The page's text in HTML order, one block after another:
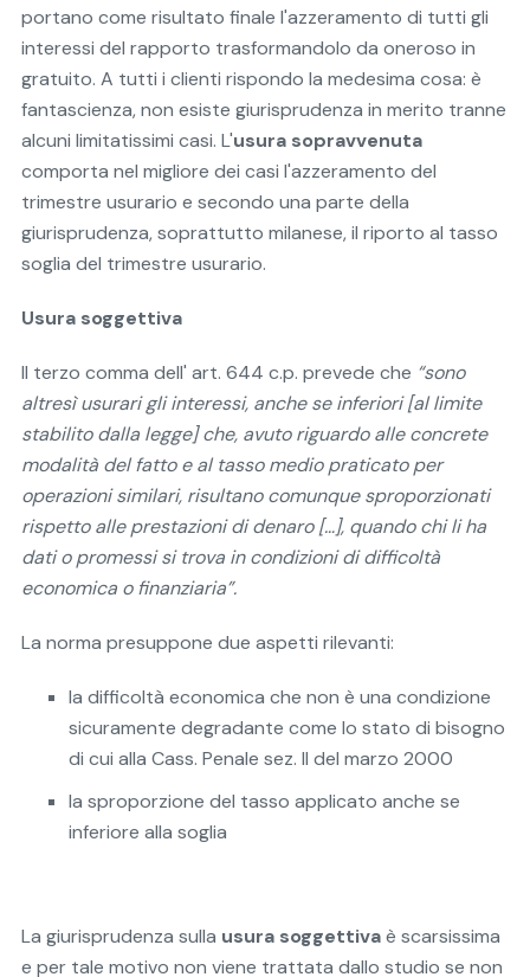
portano come risultato finale l'azzeramento di tutti gli
interessi del rapporto trasformandolo da oneroso in
gratuito. A tutti i clienti rispondo la medesima cosa: è
fantascienza, non esiste giurisprudenza in merito tranne
alcuni limitatissimi casi. L'usura sopravvenuta
comporta nel migliore dei casi l'azzeramento del
trimestre usurario e secondo una parte della
giurisprudenza, soprattutto milanese, il riporto al tasso
soglia del trimestre usurario.
Usura soggettiva
Il terzo comma dell' art. 644 c.p. prevede che “sono
altresì usurari gli interessi, anche se inferiori [al limite
stabilito dalla legge] che, avuto riguardo alle concrete
modalità del fatto e al tasso medio praticato per
operazioni similari, risultano comunque sproporzionati
rispetto alle prestazioni di denaro […], quando chi li ha
dati o promessi si trova in condizioni di difficoltà
economica o finanziaria”.
La norma presuppone due aspetti rilevanti:
la difficoltà economica che non è una condizione
sicuramente degradante come lo stato di bisogno
di cui alla Cass. Penale sez. II del marzo 2000
la sproporzione del tasso applicato anche se
inferiore alla soglia
La giurisprudenza sulla usura soggettivaè scarsissima
e per tale motivo non viene trattata dallo studio se non